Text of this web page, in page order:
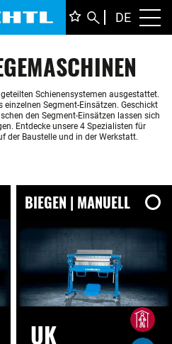
DE
Schienensystemen ausgestattet.
einzelnen Segment-Einsätzen. Geschickt
den Segment-Einsätzen lassen sich
Entdecke unsere 4 Spezialisten für
der Baustelle und in der Werkstatt.
BIEGEN | MANUELL
UK